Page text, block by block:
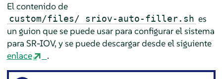
El contenido de
custom/files/ sriov-auto-filler.sh es
un guion que se puede usar para configurar el sistema
para SR-IOV, y se puede descargar desde el siguiente
enlace
.